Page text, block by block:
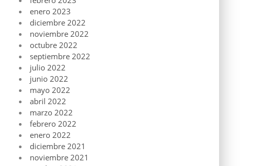
enero 2023
diciembre 2022
noviembre 2022
octubre 2022
septiembre 2022
julio 2022
junio 2022
mayo 2022
abril 2022
marzo 2022
febrero 2022
enero 2022
diciembre 2021
noviembre 2021